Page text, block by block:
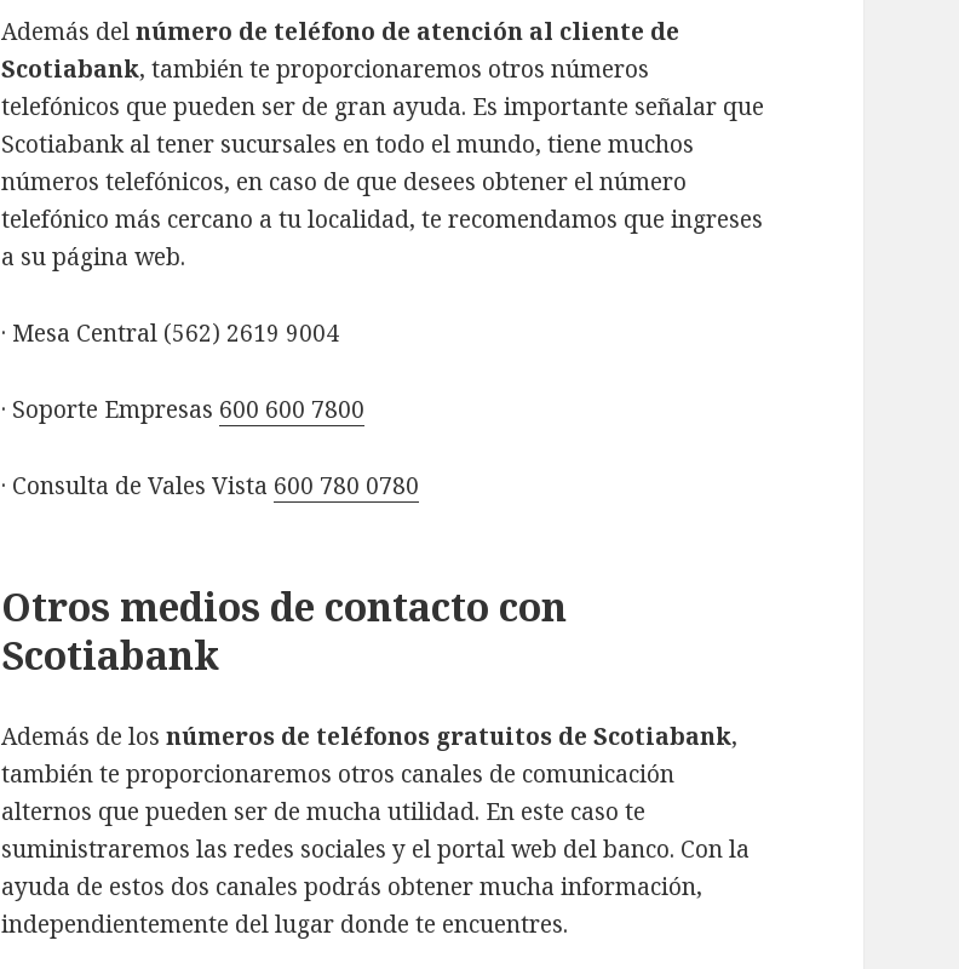
Además delnúmero de teléfono de atención al cliente de
Scotiabank, también te proporcionaremos otros números
telefónicos que pueden ser de gran ayuda. Es importante señalar que
Scotiabank al tener sucursales en todo el mundo, tiene muchos
números telefónicos, en caso de que desees obtener el número
telefónico más cercano a tu localidad, te recomendamos que ingreses
a su página web.
· Mesa Central (562) 2619 9004
· Soporte Empresas 600 600 7800
· Consulta de Vales Vista 600 780 0780
Otros medios de contacto con
Scotiabank
Además de losnúmeros de teléfonos gratuitos de Scotiabank,
también te proporcionaremos otros canales de comunicación
alternos que pueden ser de mucha utilidad. En este caso te
suministraremos las redes sociales y el portal web del banco. Con la
ayuda de estos dos canales podrás obtener mucha información,
independientemente del lugar donde te encuentres.